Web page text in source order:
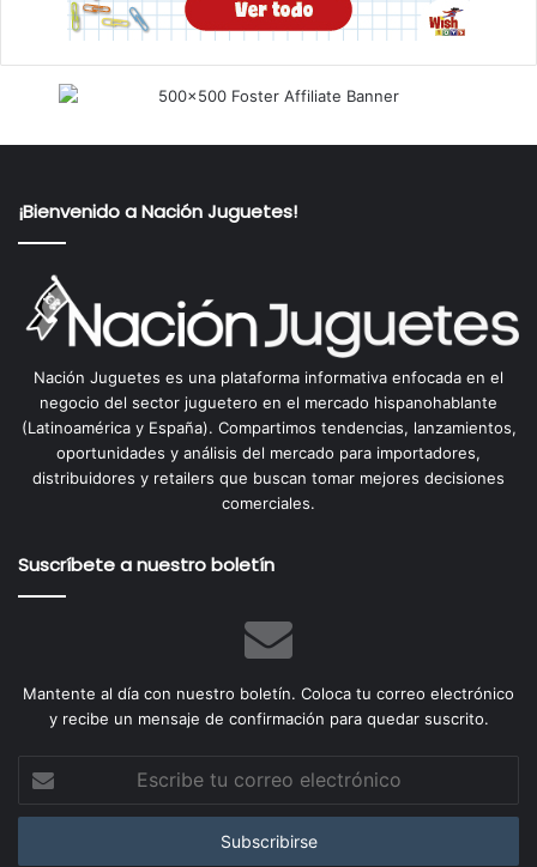
¡Bienvenido a Nación Juguetes!
Nación Juguetes es una plataforma informativa enfocada en el
negocio del sector juguetero en el mercado hispanohablante
(Latinoamérica y España). Compartimos tendencias, lanzamientos,
oportunidades y análisis del mercado para importadores,
distribuidores y retailers que buscan tomar mejores decisiones
comerciales.
Suscríbete a nuestro boletín
Mantente al día con nuestro boletín. Coloca tu correo electrónico
y recibe un mensaje de confirmación para quedar suscrito.
tu
correo